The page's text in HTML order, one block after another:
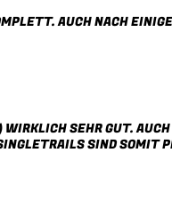
AUCH NACH
SEHR GUT. AUCH
SIND SOMIT